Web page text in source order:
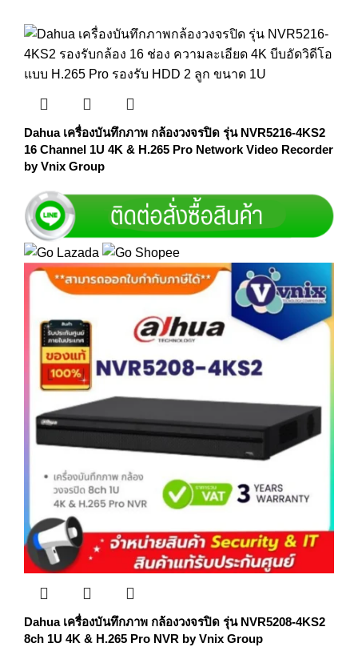
Dahua เครื่องบันทึกภาพ กล้องวงจรปิด รุ่น NVR5216-4KS2
16 Channel 1U 4K & H.265 Pro Network Video Recorder
by Vnix Group
Dahua เครื่องบันทึกภาพ กล้องวงจรปิด รุ่น NVR5208-4KS2
8ch 1U 4K & H.265 Pro NVR by Vnix Group